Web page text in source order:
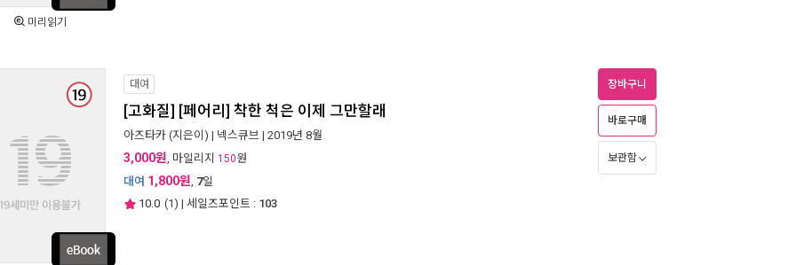
미리읽기
대여
[고화질] [페어리] 착한 척은 이제 그만할래
아즈타카 (지은이) | 넥스큐브 | 2019년 8월
3,000원, 마일리지 150원
대여 1,800원, 7일
10.0 (1) | 세일즈포인트 : 103
장바구니
바로구매
보관함